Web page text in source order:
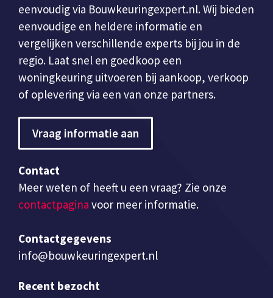
eenvoudig via Bouwkeuringexpert.nl. Wij bieden
eenvoudige en heldere informatie en
vergelijken verschillende experts bij jou in de
regio. Laat snel en goedkoop een
woningkeuring uitvoeren bij aankoop, verkoop
of oplevering via een van onze partners.
Vraag informatie aan
Contact
Meer weten of heeft u een vraag? Zie onze
contactpagina voor meer informatie.
Contactgegevens
info@bouwkeuringexpert.nl
Recent bezocht